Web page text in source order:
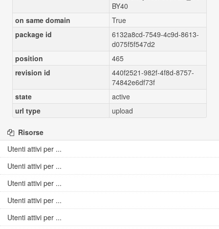
BY40
on same domain
True
package id
6132a8cd-7549-4c9d-8613-
d075f5f547d2
position
465
revision id
440f2521-982f-4f8d-8757-
74842e6df73f
state
active
url type
upload
Risorse
Utenti attivi per ...
Utenti attivi per ...
Utenti attivi per ...
Utenti attivi per ...
Utenti attivi per ...